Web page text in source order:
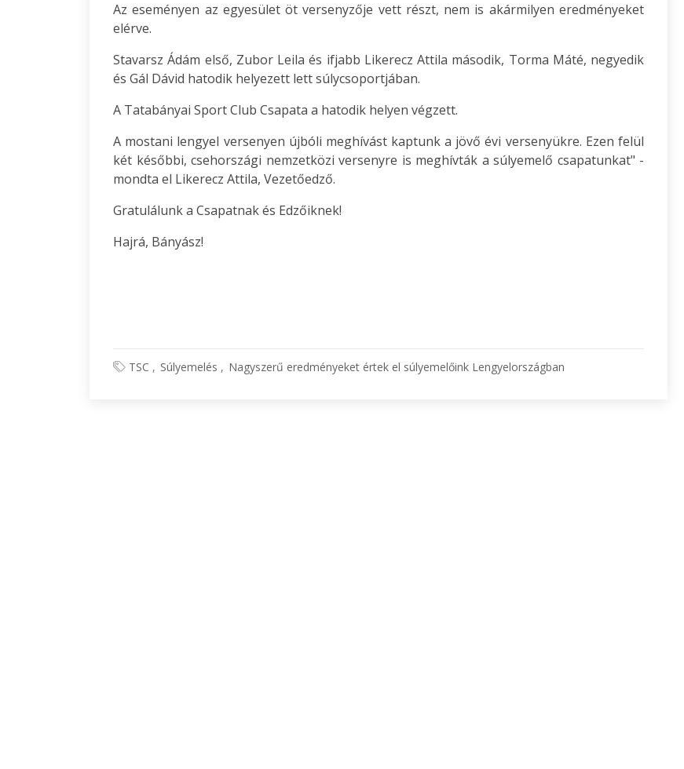
Az eseményen az egyesület öt versenyzője vett részt, nem is akármilyen eredményeket
elérve.
Stavarsz Ádám első, Zubor Leila és ifjabb Likerecz Attila második, Torma Máté, negyedik
és Gál Dávid hatodik helyezett lett súlycsoportjában.
A Tatabányai Sport Club Csapata a hatodik helyen végzett.
A mostani lengyel versenyen újbóli meghívást kaptunk a jövő évi versenyükre. Ezen felül
két későbbi, csehországi nemzetközi versenyre is meghívták a súlyemelő csapatunkat" -
mondta el Likerecz Attila, Vezetőedző.
Gratulálunk a Csapatnak és Edzőiknek!
Hajrá, Bányász!
TSC Súlyemelés Nagyszerű eredményeket értek el súlyemelőink Lengyelországban